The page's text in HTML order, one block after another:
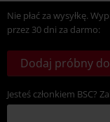
Nie płać za wysyłkę.
przez 30 dni za darmo:
Dodaj próbny
Jesteś członkiem BSC?